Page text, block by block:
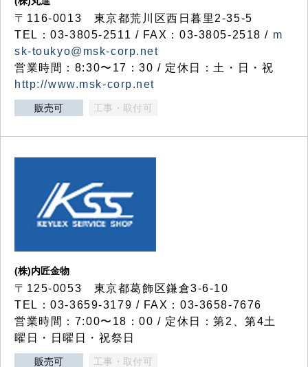
〒116-0013 東京都荒川区西日暮里2-35-5
TEL：03-3805-2511 / FAX：03-3805-2518 / m
sk-toukyo@msk-corp.net
営業時間：8:30〜17：30 / 定休日：土・日・祝
http://www.msk-corp.net
販売可 工事・取付可
(株)内匠金物
〒125-0053 東京都葛飾区鎌倉3-6-10
TEL：03-3659-3179 / FAX：03-3658-7676
営業時間：7:00〜18：00 / 定休日：第2、第4土
曜日・日曜日・祝祭日
販売可 工事・取付可